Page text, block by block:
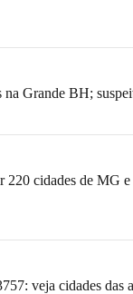
Grande BH;
220 cidades de MG e
veja cidades das